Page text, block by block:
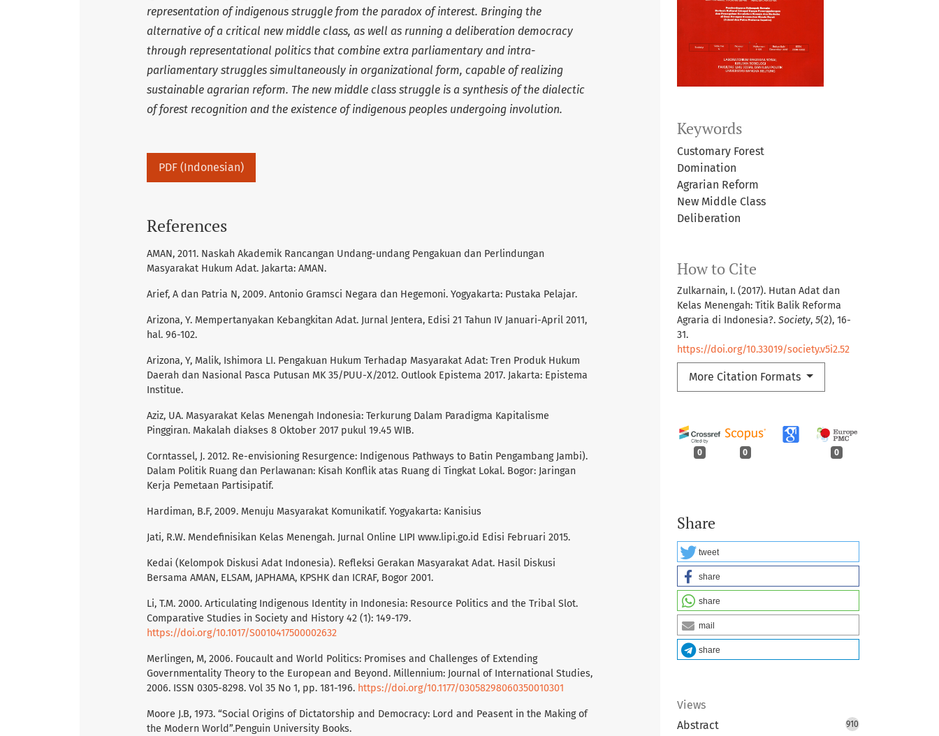
Keywords
Customary Forest
Domination
Agrarian Reform
New Middle Class
Deliberation
How to Cite
Zulkarnain, I. (2017). Hutan Adat dan
Kelas Menengah: Titik Balik Reforma
Agraria di Indonesia?. Society, 5(2), 16-
31.
https://doi.org/10.33019/society.v5i2.52
More Citation Formats
0 0 0
Share
tweet
share
share
mail
share
Views
Abstract
910
representation of indigenous struggle from the paradox of interest. Bringing the
alternative of a critical new middle class, as well as running a deliberation democracy
through representational politics that combine extra parliamentary and intra-
parliamentary struggles simultaneously in organizational form, capable of realizing
sustainable agrarian reform. The new middle class struggle is a synthesis of the dialectic
of forest recognition and the existence of indigenous peoples undergoing involution.
PDF (Indonesian)
References
AMAN, 2011. Naskah Akademik Rancangan Undang-undang Pengakuan dan Perlindungan
Masyarakat Hukum Adat. Jakarta: AMAN.
Arief, A dan Patria N, 2009. Antonio Gramsci Negara dan Hegemoni. Yogyakarta: Pustaka Pelajar.
Arizona, Y. Mempertanyakan Kebangkitan Adat. Jurnal Jentera, Edisi 21 Tahun IV Januari-April 2011,
hal. 96-102.
Arizona, Y, Malik, Ishimora LI. Pengakuan Hukum Terhadap Masyarakat Adat: Tren Produk Hukum
Daerah dan Nasional Pasca Putusan MK 35/PUU-X/2012. Outlook Epistema 2017. Jakarta: Epistema
Institue.
Aziz, UA. Masyarakat Kelas Menengah Indonesia: Terkurung Dalam Paradigma Kapitalisme
Pinggiran. Makalah diakses 8 Oktober 2017 pukul 19.45 WIB.
Corntassel, J. 2012. Re-envisioning Resurgence: Indigenous Pathways to Batin Pengambang Jambi).
Dalam Politik Ruang dan Perlawanan: Kisah Konflik atas Ruang di Tingkat Lokal. Bogor: Jaringan
Kerja Pemetaan Partisipatif.
Hardiman, B.F, 2009. Menuju Masyarakat Komunikatif. Yogyakarta: Kanisius
Jati, R.W. Mendefinisikan Kelas Menengah. Jurnal Online LIPI www.lipi.go.id Edisi Februari 2015.
Kedai (Kelompok Diskusi Adat Indonesia). Refleksi Gerakan Masyarakat Adat. Hasil Diskusi
Bersama AMAN, ELSAM, JAPHAMA, KPSHK dan ICRAF, Bogor 2001.
Li, T.M. 2000. Articulating Indigenous Identity in Indonesia: Resource Politics and the Tribal Slot.
Comparative Studies in Society and History 42 (1): 149-179.
https://doi.org/10.1017/S0010417500002632
Merlingen, M, 2006. Foucault and World Politics: Promises and Challenges of Extending
Governmentality Theory to the European and Beyond. Millennium: Journal of International Studies,
2006. ISSN 0305-8298. Vol 35 No 1, pp. 181-196. https://doi.org/10.1177/03058298060350010301
Moore J.B, 1973. “Social Origins of Dictatorship and Democracy: Lord and Peasent in the Making of
the Modern World”.Penguin University Books.